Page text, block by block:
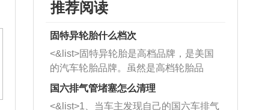
推荐阅读
固特异轮胎什么档次
<&list>固特异轮胎是高档品牌，是美国
的汽车轮胎品牌。虽然是高档轮胎品
牌，但是中高低端的轮胎都有生产，这
也是为了更好的开拓市场。
国六排气管堵塞怎么清理
<&list>1、当车主发现自己的国六车排气